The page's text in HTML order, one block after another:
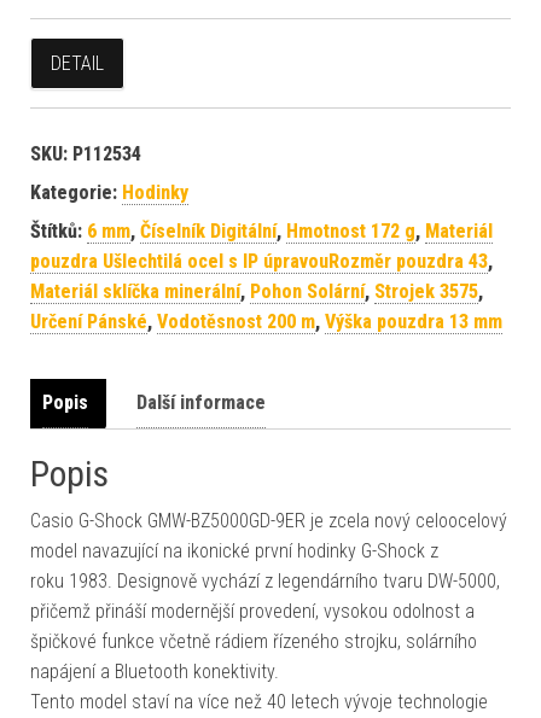
DETAIL
SKU: P112534
Kategorie: Hodinky
Štítků: 6 mm, Číselník Digitální, Hmotnost 172 g, Materiál
pouzdra Ušlechtilá ocel s IP úpravouRozměr pouzdra 43,
Materiál sklíčka minerální, Pohon Solární, Strojek 3575,
Určení Pánské, Vodotěsnost 200 m, Výška pouzdra 13 mm
Popis Další informace
Popis
Casio G-Shock GMW-BZ5000GD-9ER je zcela nový celoocelový
model navazující na ikonické první hodinky G-Shock z
roku 1983. Designově vychází z legendárního tvaru DW-5000,
přičemž přináší modernější provedení, vysokou odolnost a
špičkové funkce včetně rádiem řízeného strojku, solárního
napájení a Bluetooth konektivity.
Tento model staví na více než 40 letech vývoje technologie